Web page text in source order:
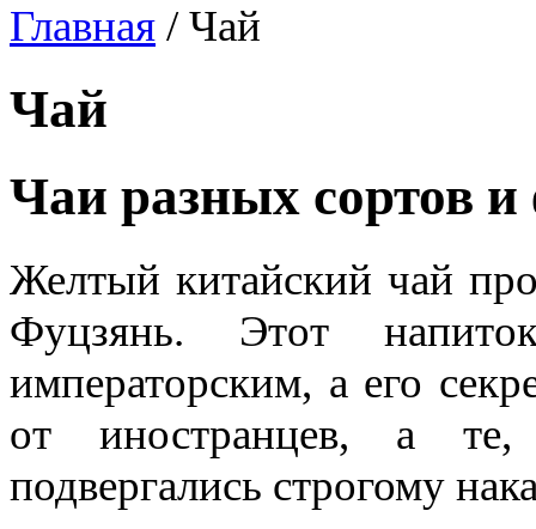
Главная /Чай
Чай
Чаи разных сортов и
Желтый китайский чай
Фуцзянь. Этот
императорским, а его
от иностранцев, а
подвергались строгому